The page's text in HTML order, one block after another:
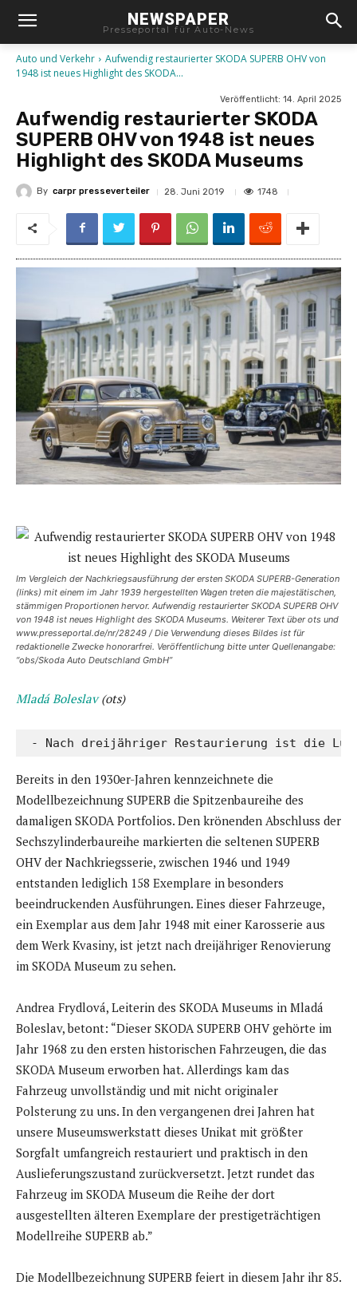
NEWSPAPER
Presseportal für Auto-News
Auto und Verkehr
Aufwendig restaurierter SKODA SUPERB OHV von
1948 ist neues Highlight des SKODA...
Veröffentlicht: 14. April 2025
Aufwendig restaurierter SKODA
SUPERB OHV von 1948 ist neues
Highlight des SKODA Museums
By carpr presseverteiler 28. Juni 2019 1748
Im Vergleich der Nachkriegsausführung der ersten SKODA SUPERB-Generation
(links) mit einem im Jahr 1939 hergestellten Wagen treten die majestätischen,
stämmigen Proportionen hervor. Aufwendig restaurierter SKODA SUPERB OHV
von 1948 ist neues Highlight des SKODA Museums. Weiterer Text über ots und
www.presseportal.de/nr/28249 / Die Verwendung dieses Bildes ist für
redaktionelle Zwecke honorarfrei. Veröffentlichung bitte unter Quellenangabe:
“obs/Skoda Auto Deutschland GmbH”
Mladá Boleslav(ots)
- Nach dreijähriger Restaurierung ist die
Bereits in den 1930er-Jahren kennzeichnete die
Modellbezeichnung SUPERB die Spitzenbaureihe des
damaligen SKODA Portfolios. Den krönenden Abschluss der
Sechszylinderbaureihe markierten die seltenen SUPERB
OHV der Nachkriegsserie, zwischen 1946 und 1949
entstanden lediglich 158 Exemplare in besonders
beeindruckenden Ausführungen. Eines dieser Fahrzeuge,
ein Exemplar aus dem Jahr 1948 mit einer Karosserie aus
dem Werk Kvasiny, ist jetzt nach dreijähriger Renovierung
im SKODA Museum zu sehen.
Andrea Frydlová, Leiterin des SKODA Museums in Mladá
Boleslav, betont: “Dieser SKODA SUPERB OHV gehörte im
Jahr 1968 zu den ersten historischen Fahrzeugen, die das
SKODA Museum erworben hat. Allerdings kam das
Fahrzeug unvollständig und mit nicht originaler
Polsterung zu uns. In den vergangenen drei Jahren hat
unsere Museumswerkstatt dieses Unikat mit größter
Sorgfalt umfangreich restauriert und praktisch in den
Auslieferungszustand zurückversetzt. Jetzt rundet das
Fahrzeug im SKODA Museum die Reihe der dort
ausgestellten älteren Exemplare der prestigeträchtigen
Modellreihe SUPERB ab.”
Die Modellbezeichnung SUPERB feiert in diesem Jahr ihr 85.